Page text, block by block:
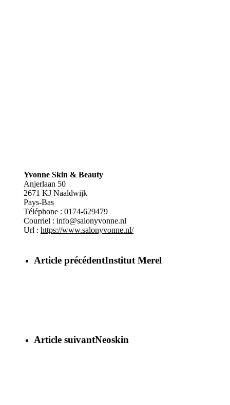
Yvonne Skin & Beauty
Anjerlaan 50
2671 KJ Naaldwijk
Pays-Bas
Téléphone : 0174-629479
Courriel : info@salonyvonne.nl
Url : https://www.salonyvonne.nl/
Article précédentInstitut Merel
Article suivantNeoskin